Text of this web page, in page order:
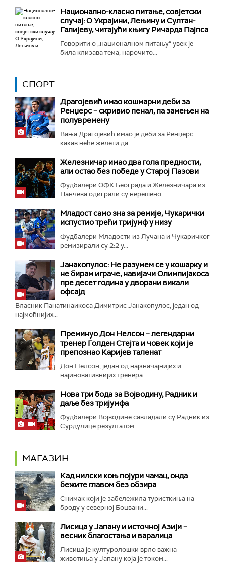
Национално-класнo питање, совјетски
случај: О Украјини, Лењину и Султан-
Галијеву, читајући књигу Ричарда Пајпса
Говорити о „националном питању“ увек је
била клизава тема, нарочито...
СПОРТ
Драгојевић имао кошмарни деби за
Ренџерс – скривио пенал, па замењен на
полувремену
Вања Драгојевић имао је деби за Ренџерс
какав неће желети да...
Железничар имао два гола предности,
али остао без победе у Старој Пазови
Фудбалери ОФК Београда и Железничара из
Панчева одиграли су нерешено...
Младост само зна за ремије, Чукарички
испустио трећи тријумф у низу
Фудбалери Младости из Лучана и Чукаричког
ремизирали су 2:2 у...
Јанакопулос: Не разумем се у кошарку и
не бирам играче, навијачи Олимпијакоса
пре десет година у дворани викали
офсајд
Власник Панатинаикоса Димитрис Јанакопулос, један од
најмоћнијих...
Преминуо Дон Нелсон – легендарни
тренер Голден Стејта и човек који је
препознао Каријев таленат
Дон Нелсон, један од најзначајнијих и
најиновативнијих тренера...
Нова три бода за Војводину, Радник и
даље без тријумфа
Фудбалери Војводине савладали су Радник из
Сурдулице резултатом...
МАГАЗИН
Кад нилски коњ појури чамац, онда
бежите главом без обзира
Снимак који је забележила туристкиња на
броду у северној Боцвани...
Лисица у Јапану и источној Азији –
весник благостања и варалица
Лисица је културолошки врло важна
животиња у Јапану која је током...